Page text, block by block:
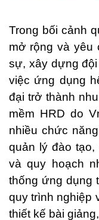
Trong bối cảnh
mở rộng và yêu
sự, xây dựng
việc ứng dụng
đại trở thành
mềm HRD do
nhiều chức
quản lý đào
và quy hoạch
thống ứng dụng
quy trình nghiệp
thiết kế bài